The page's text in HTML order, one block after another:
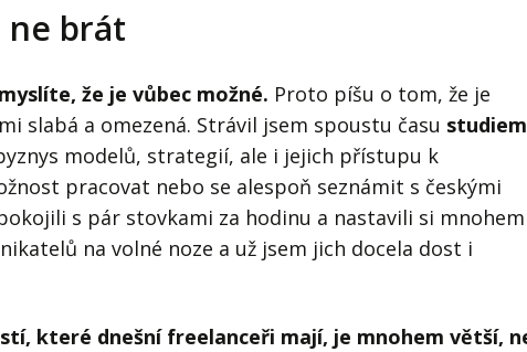
ne brát
že je vůbec možné. Proto píšu o tom, že je
slabá a omezená. Strávil jsem spoustu času studiem
modelů, strategií, ale i jejich přístupu k
pracovat nebo se alespoň seznámit s českými
s pár stovkami za hodinu a nastavili si mnohem
na volné noze a už jsem jich docela dost i
které dnešní freelanceři mají, je mnohem větší,